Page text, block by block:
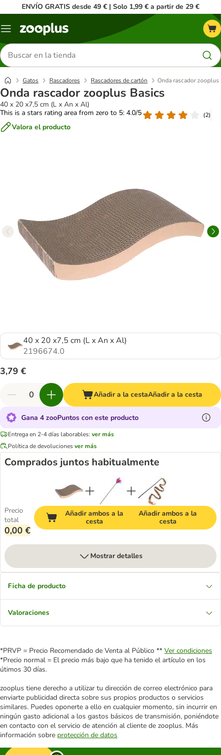
ENVÍO GRATIS desde 49 € | Solo 1,99 € a partir de 29 €
Menú
Buscar
productos
Gatos Rascadores Rascadores de cartón Onda rascador zooplus
Onda rascador zooplus Basics
40 x 20 x7,5 cm (L x An x Al)
This is a stars rating area from zero to 5: 4.0/5
(2)
Valora el producto
40 x 20 x7,5 cm (L x An x Al)
2196674.0
3,79 €
Añadir a la cestaAñadir a la cesta
Gana 4 zooPuntos con este producto
Entrega en 2-4 días laborables: ver más
Política de devolucionesver más
Comprados juntos habitualmente
Precio
total
0,00 €
Añadir ambos a la
cesta
Añadir ambos a la
cesta
Mostrar detalles
Ficha de producto
Valoraciones
*PRVP = Precio Recomendado de Venta al Público ** Ver condiciones
*Precio normal = El precio más bajo que ha tenido el artículo en los
útimos 30 días.
zooplus tiene derecho a utilizar tu dirección de correo electrónico para
enviarte publicidad directa sobre sus propios productos o servicios
similares. Puedes oponerte a ello en cualquier momento, sin incurrir en
ningún gasto adicional a los gastos básicos de transmisión, poniéndote
en contacto con el servicio de atención al cliente de zooplus. Más
información sobre protección de datos